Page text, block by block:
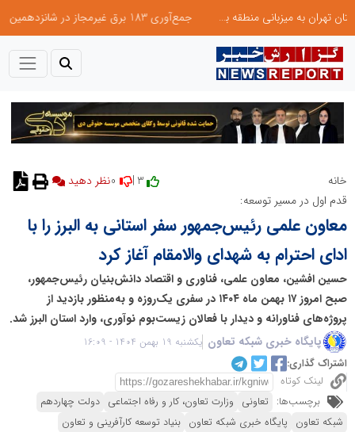
جمع‌آوری 183 برق غیرمجاز در شانزدهمین مانور سراسری طرح مهتاب در استان تهران
خانه 3 |
قدم اول در مسیر توسعه:
معاون علمی رئیس‌جمهور سفر استانی به البرز را با
ادای احترام به شهدای والامقام آغاز کرد
حسین افشین، معاون علمی، فناوری و اقتصاد دانش‌بنیان رئیس‌جمهور،
صبح امروز ۱۷ بهمن ماه ۱۴۰۴ در سفری یک‌روزه و به‌منظور بازدید از
پروژه‌های فناورانه و دیدار با فعالان زیست‌بوم نوآوری، وارد استان البرز شد.
پایگاه خبری شبکه تعاون یکشنبه 19 بهمن 1404 - 16:09
اشتراک گذاری:
لینک کوتاه
برچسب‌ها: تعاونی وزارت تعاون، کار و رفاه اجتماعی دولت چهاردهم
شبکه تعاون پایگاه خبری شبکه تعاون بنیاد توسعه کارآفرینی و تعاون